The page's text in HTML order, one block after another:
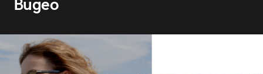
Видео